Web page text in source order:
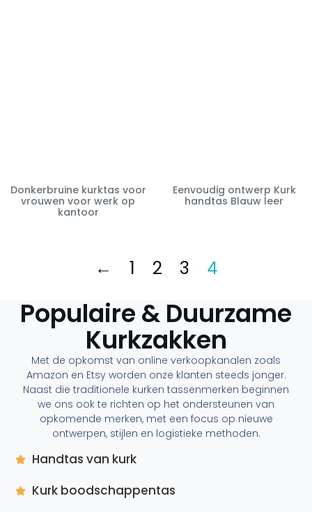
Donkerbruine kurktas voor
vrouwen voor werk op
kantoor
Eenvoudig ontwerp Kurk
handtas Blauw leer
← 1 2 3 4
Populaire & Duurzame
Kurkzakken
Met de opkomst van online verkoopkanalen zoals
Amazon en Etsy worden onze klanten steeds jonger.
Naast die traditionele kurken tassenmerken beginnen
we ons ook te richten op het ondersteunen van
opkomende merken, met een focus op nieuwe
ontwerpen, stijlen en logistieke methoden.
Handtas van kurk
Kurk boodschappentas